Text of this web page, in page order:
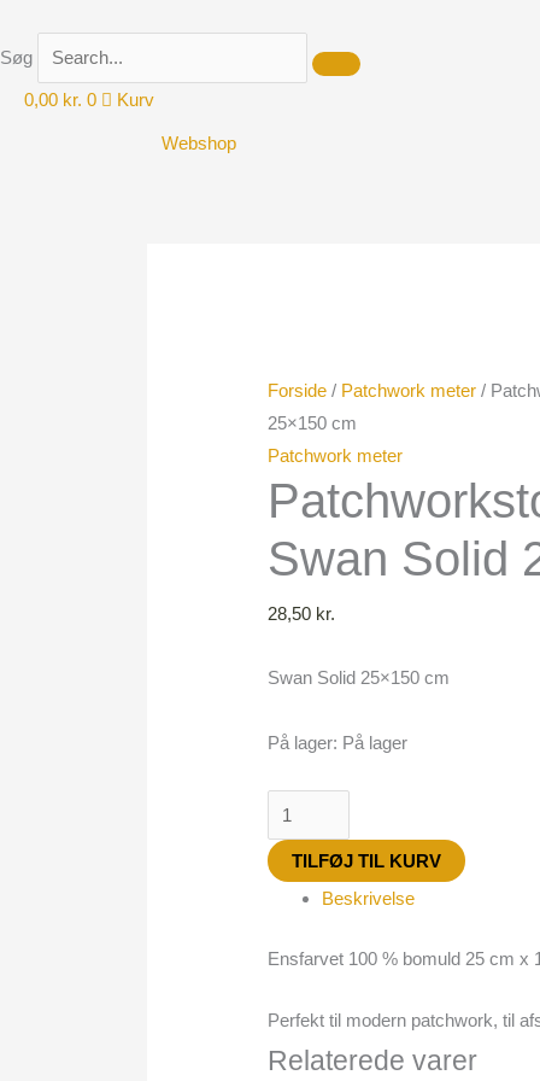
til
indholdet
Søg
0,00 kr. 0 Kurv
Webshop
Forside / Patchwork meter /
25×150 cm
Patchwork meter
Swan Solid
28,50 kr.
Swan Solid 25×150 cm
På lager: På lager
25x150
cm
antal
TILFØJ TIL KURV
Beskrivelse
Ensfarvet 100 % bomuld 25 cm x
Perfekt til modern patchwork, til
Relaterede varer